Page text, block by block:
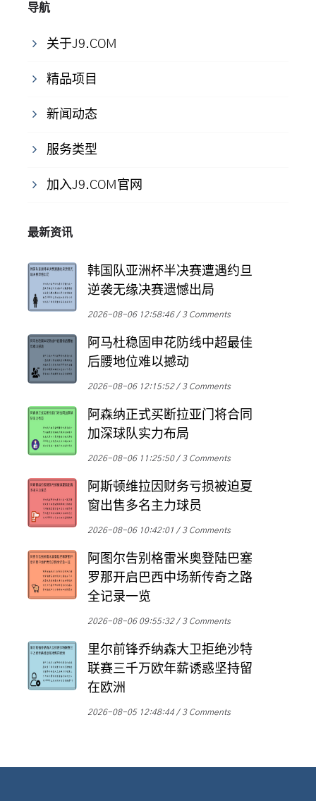
导航
关于J9.COM
精品项目
新闻动态
服务类型
加入J9.COM官网
最新资讯
韩国队亚洲杯半决赛遭遇约旦
逆袭无缘决赛遗憾出局
2026-08-06 12:58:46 3 Comments
阿马杜稳固申花防线中超最佳
后腰地位难以撼动
2026-08-06 12:15:52 3 Comments
阿森纳正式买断拉亚门将合同
加深球队实力布局
2026-08-06 11:25:50 3 Comments
阿斯顿维拉因财务亏损被迫夏
窗出售多名主力球员
2026-08-06 10:42:01 3 Comments
阿图尔告别格雷米奥登陆巴塞
罗那开启巴西中场新传奇之路
全记录一览
2026-08-06 09:55:32 3 Comments
里尔前锋乔纳森大卫拒绝沙特
联赛三千万欧年薪诱惑坚持留
在欧洲
2026-08-05 12:48:44 3 Comments